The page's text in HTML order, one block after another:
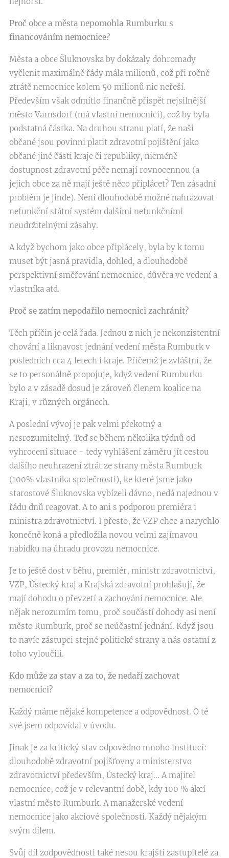
Proč obce a města nepomohla Rumburku s
financováním nemocnice?
Města a obce Šluknovska by dokázaly dohromady
vyčlenit maximálně řády mála milionů, což při ročně
ztrátě nemocnice kolem 50 milionů nic neřeší.
Především však odmítlo finančně přispět nejsilnější
město Varnsdorf (má vlastní nemocnici), což by byla
podstatná částka. Na druhou stranu platí, že naši
občané jsou povinni platit zdravotní pojištění jako
občané jiné části kraje či republiky, nicméně
dostupnost zdravotní péče nemají rovnocennou (a
jejich obce za ně mají ještě něco připlácet? Ten zásadní
problém je jinde). Není dlouhodobě možné nahrazovat
nefunkční státní systém dalšími nefunkčními
neudržitelnými zásahy.
A když bychom jako obce připlácely, byla by k tomu
muset být jasná pravidla, dohled, a dlouhodobě
perspektivní směřování nemocnice, důvěra ve vedení a
vlastníka atd.
Proč se zatím nepodařilo nemocnici zachránit?
Těch příčin je celá řada. Jednou z nich je nekonzistentní
chování a liknavost jednání vedení města Rumburk v
posledních cca 4 letech i kraje. Přičemž je zvláštní, že
se to personálně propojuje, když vedení Rumburku
bylo a v zásadě dosud je zároveň členem koalice na
Kraji, v různých orgánech.
A poslední vývoj je pak velmi překotný a
nesrozumitelný. Teď se během několika týdnů od
vyhrocení situace - tedy vyhlášení záměru jít cestou
dalšího neuhrazení ztrát ze strany města Rumburk
(100% vlastníka společnosti), ke které jsme jako
starostové Šluknovska vybízeli dávno, nedá najednou v
řádu dnů reagovat. A to ani s podporou premiéra i
ministra zdravotnictví. I přesto, že VZP chce a narychlo
konečně koná a předložila novou velmi zajímavou
nabídku na úhradu provozu nemocnice.
Je to ještě dost v běhu, premiér, ministr zdravotnictví,
VZP, Ústecký kraj a Krajská zdravotní prohlašují, že
mají dohodu o převzetí a zachování nemocnice. Ale
nějak nerozumím tomu, proč součástí dohody asi není
město Rumburk, proč se neúčastní jednání. Když jsou
to navíc zástupci stejné politické strany a nás ostatní z
toho vyloučili.
Kdo může za stav a za to, že nedaří zachovat
nemocnici?
Každý máme nějaké kompetence a odpovědnost. O té
své jsem odpovídal v úvodu.
Jinak je za kritický stav odpovědno mnoho institucí:
dlouhodobě zdravotní pojišťovny a ministerstvo
zdravotnictví především, Ústecký kraj... A majitel
nemocnice, což je v relevantní době, kdy 100 % akcí
vlastní město Rumburk. A manažerské vedení
nemocnice jako akciové společnosti. Každý nějakým
svým dílem.
Svůj díl zodpovědnosti také nesou krajští zastupitelé za